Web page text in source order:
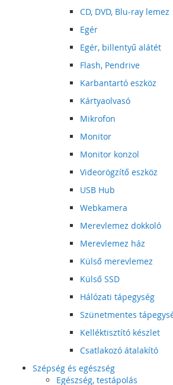
CD, DVD, Blu-ray lemez
Egér
Egér, billentyű alátét
Flash, Pendrive
Karbantartó eszköz
Kártyaolvasó
Mikrofon
Monitor
Monitor konzol
Videorögzítő eszköz
USB Hub
Webkamera
Merevlemez dokkoló
Merevlemez ház
Külső merevlemez
Külső SSD
Hálózati tápegység
Szünetmentes
Kelléktisztító készlet
Csatlakozó átalakító
Szépség és egészség
Egészség, testápolás